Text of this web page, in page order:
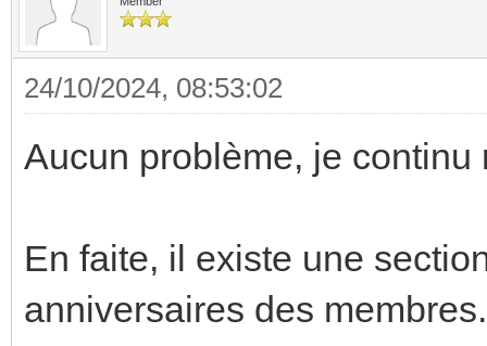
24/10/2024, 08:53:02
Aucun problème, je
En faite, il existe une
anniversaires des